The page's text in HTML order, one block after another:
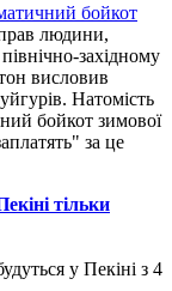
бойкот
людини,
західному
висловив
Натомість
бойкот зимової
за це
тільки
у Пекіні з 4